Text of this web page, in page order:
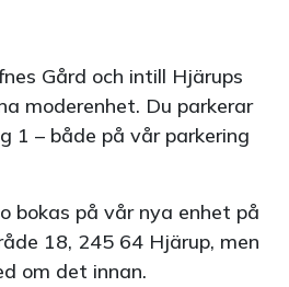
Gård och intill Hjärups
moderenhet. Du parkerar
1 – både på vår parkering
bokas på vår nya enhet på
18, 245 64 Hjärup, men
om det innan.